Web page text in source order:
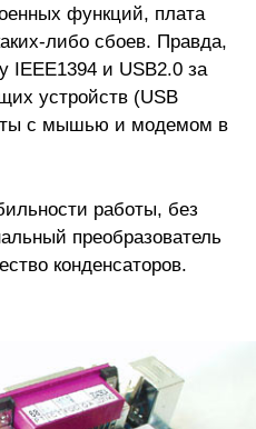
функций, плата
либо сбоев. Правда,
IEEE1394 и USB2.0 за
устройств (USB
с мышью и модемом в
работы, без
преобразователь
конденсаторов.